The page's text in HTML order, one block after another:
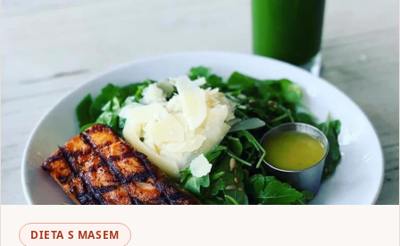
DIETA S MASEM